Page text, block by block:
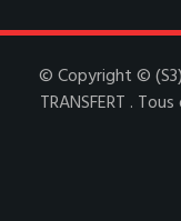
© Copyright © (S3)
TRANSFERT .